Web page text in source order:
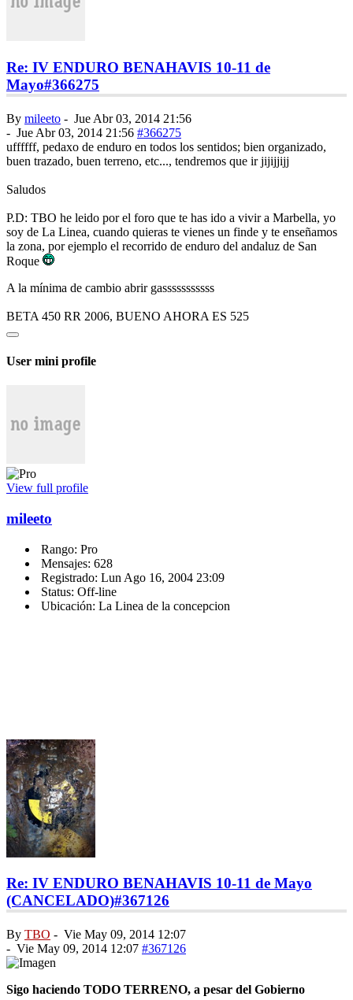
Re: IV ENDURO BENAHAVIS 10-11 de
Mayo#366275
By mileeto - Jue Abr 03, 2014 21:56
- Jue Abr 03, 2014 21:56 #366275
uffffff, pedaxo de enduro en todos los sentidos; bien organizado,
buen trazado, buen terreno, etc..., tendremos que ir jijijjijj
Saludos
P.D: TBO he leido por el foro que te has ido a vivir a Marbella, yo
soy de La Linea, cuando quieras te vienes un finde y te enseñamos
la zona, por ejemplo el recorrido de enduro del andaluz de San
Roque
A la mínima de cambio abrir gasssssssssss
BETA 450 RR 2006, BUENO AHORA ES 525
User mini profile
View full profile
mileeto
Rango: Pro
Mensajes: 628
Registrado: Lun Ago 16, 2004 23:09
Status: Off-line
Ubicación: La Linea de la concepcion
Re: IV ENDURO BENAHAVIS 10-11 de Mayo
(CANCELADO)#367126
By TBO - Vie May 09, 2014 12:07
- Vie May 09, 2014 12:07 #367126
Sigo haciendo TODO TERRENO, a pesar del Gobierno